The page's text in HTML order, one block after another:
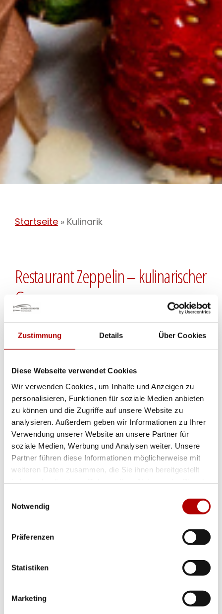
Zustimmung Details Über Cookies
Diese Webseite verwendet Cookies
Wir verwenden Cookies, um Inhalte und Anzeigen zu
personalisieren, Funktionen für soziale Medien anbieten
zu können und die Zugriffe auf unsere Website zu
analysieren. Außerdem geben wir Informationen zu Ihrer
Verwendung unserer Website an unsere Partner für
soziale Medien, Werbung und Analysen weiter. Unsere
Partner führen diese Informationen möglicherweise mit
weiteren Daten zusammen, die Sie ihnen bereitgestellt
Notwendig
Präferenzen
Statistiken
Marketing
Startseite» Kulinarik
Restaurant Zeppelin – kulinarischer
Genuss
Lassen Sie sich in den außergewöhnlichen
und thematisierten Restaurants des 4-
verwöhnen und genießen Sie unsere
Spezialitäten im stilvollen Ambiente in
unserer Hotel-BarBlue Sky Bar & Lounge
Und in den Sommermonaten: Coole Drinks,
leckere Snacks und Seeblick – besuchen
Sie unsereFreiluftbar Zeppelindirekt am
Templiner See in Potsdam. DasTeamvom
Kongresshotel Potsdam heißt Sie herzlich
willkommen an Bord unserer Luftschiffe!